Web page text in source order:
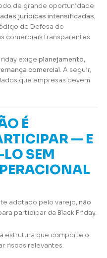
de grande oportunidade
jurídicas intensificadas,
de Defesa do
comerciais transparentes.
exige planejamento,
comercial. A seguir,
que empresas devem
É
— E
LO SEM
adotado pelo varejo,não
participar da Black Friday.
estrutura que comporte o
riscos relevantes: